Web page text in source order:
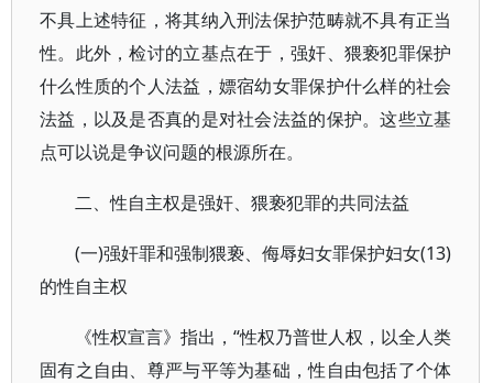
不具上述特征，将其纳入刑法保护范畴就不具有正当
性。此外，检讨的立基点在于，强奸、猥亵犯罪保护
什么性质的个人法益，嫖宿幼女罪保护什么样的社会
法益，以及是否真的是对社会法益的保护。这些立基
点可以说是争议问题的根源所在。
二、性自主权是强奸、猥亵犯罪的共同法益
(一)强奸罪和强制猥亵、侮辱妇女罪保护妇女(13)
的性自主权
《性权宣言》指出，“性权乃普世人权，以全人类
固有之自由、尊严与平等为基础，性自由包括了个体